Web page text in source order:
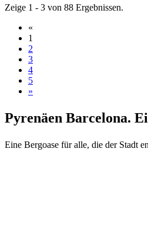
Zeige 1 - 3 von 88 Ergebnissen.
«
1
2
3
4
5
»
Pyrenäen Barcelona.
Eine Bergoase für alle, die der Stadt